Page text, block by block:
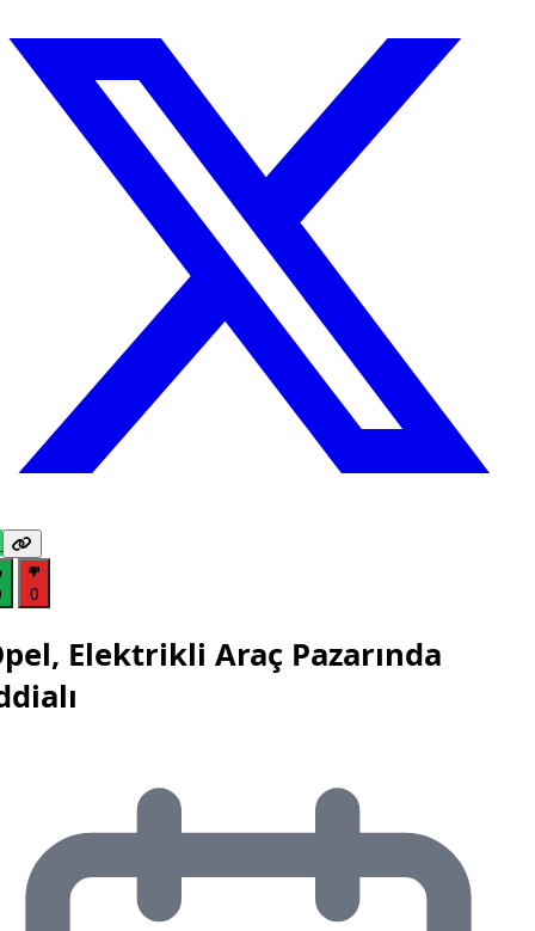
0
Elektrikli Araç Pazarında